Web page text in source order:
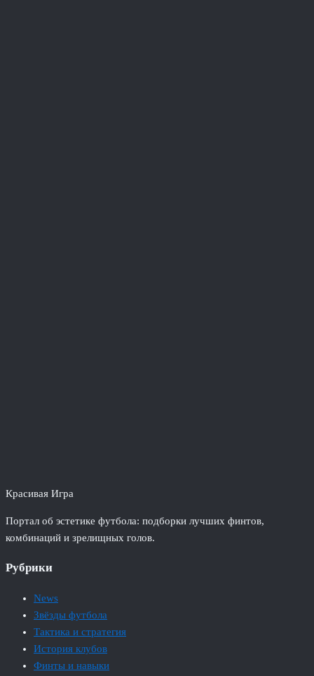
Красивая Игра
Портал об эстетике футбола: подборки лучших финтов,
комбинаций и зрелищных голов.
Рубрики
News
Звёзды футбола
Тактика и стратегия
История клубов
Финты и навыки